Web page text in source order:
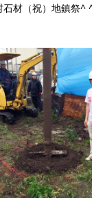
石材（祝）地鎮祭^